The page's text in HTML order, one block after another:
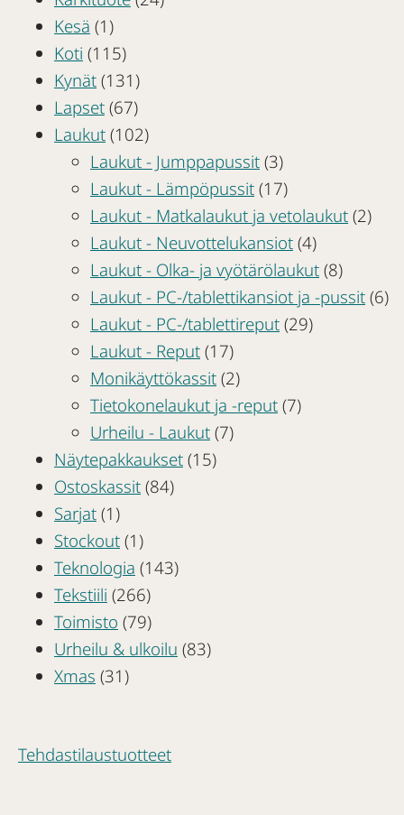
Kesä (1)
Koti (115)
Kynät (131)
Lapset (67)
Laukut (102)
Laukut - Jumppapussit (3)
Laukut - Lämpöpussit (17)
Laukut - Matkalaukut ja vetolaukut (2)
Laukut - Neuvottelukansiot (4)
Laukut - Olka- ja vyötärölaukut (8)
Laukut - PC-/tablettikansiot ja -pussit (6)
Laukut - PC-/tablettireput (29)
Laukut - Reput (17)
Monikäyttökassit (2)
Tietokonelaukut ja -reput (7)
Urheilu - Laukut (7)
Näytepakkaukset (15)
Ostoskassit (84)
Sarjat (1)
Stockout (1)
Teknologia (143)
Tekstiili (266)
Toimisto (79)
Urheilu & ulkoilu (83)
Xmas (31)
Tehdastilaustuotteet